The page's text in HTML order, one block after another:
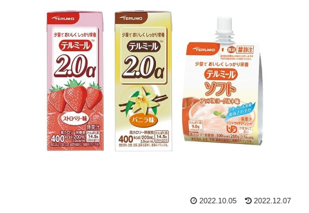
2022.10.05 2022.12.07